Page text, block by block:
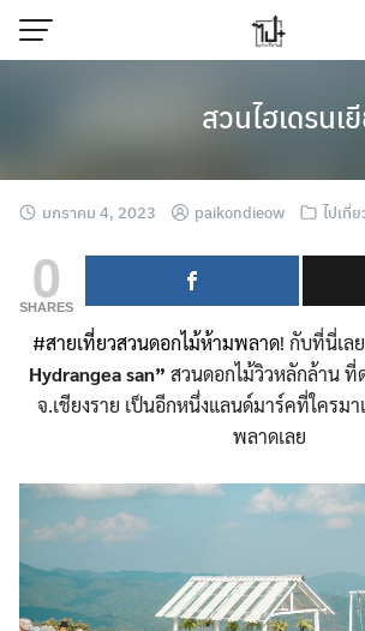
Skip
สวนไฮเดรน
มกราคม 4, 2023 paikondieow ไปเที่ย
0
SHARES
#สายเที่ยวสวนดอกไม้ห้ามพลาด! กับที่นี่เลย
Hydrangea san” สวนดอกไม้วิวหลักล้าน
จ.เชียงราย เป็นอีกหนึ่งแลนด์มาร์คที่ใครมา
พลาดเลย